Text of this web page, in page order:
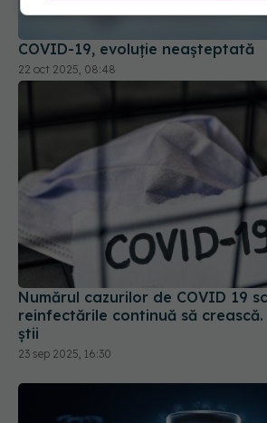
COVID-19, evoluție neașteptată
22 oct 2025, 08:48
Numărul cazurilor de COVID 19
reinfectările continuă să crească.
știi
23 sep 2025, 16:30